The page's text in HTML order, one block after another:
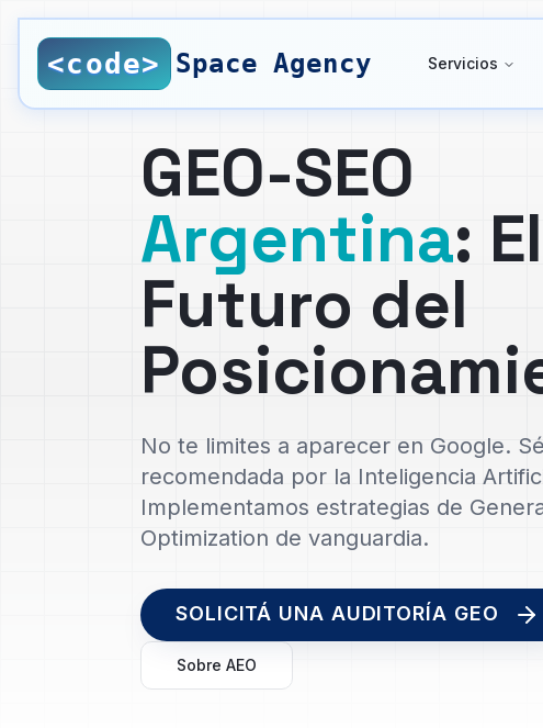
Saltar al contenido principal
<code> Space Agency Servicios
GEO-SEO
Argentina: El
Futuro del
No te limites a aparecer en Google.
recomendada por la Inteligencia
Implementamos estrategias de
Optimization de vanguardia.
SOLICITÁ UNA AUDITORÍA GEO
Sobre AEO